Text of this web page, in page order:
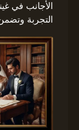
الأجانب في
التجربة